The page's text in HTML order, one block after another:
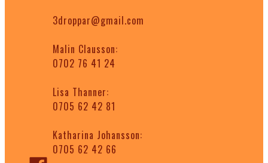
3droppar@gmail.com
Malin Clausson:
0702 76 41 24
Lisa Thanner:
0705 62 42 81
Katharina Johansson:
0705 62 42 66